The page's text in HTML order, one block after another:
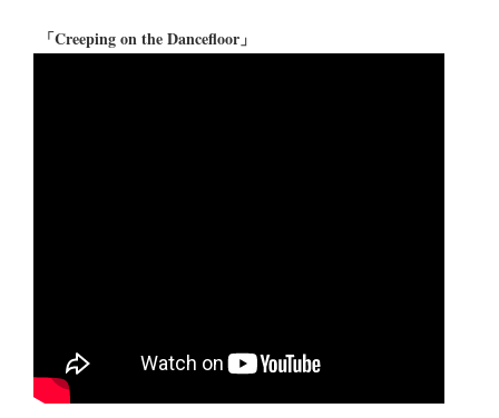
「Creeping on the Dancefloor」